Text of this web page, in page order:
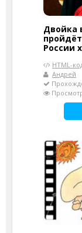
Двойка
России
HTML-
Андрей